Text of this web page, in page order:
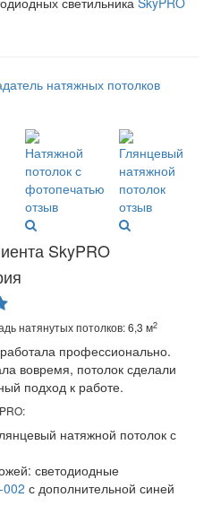
SkyPRO
натянутых потолков: 6,3 м2
профессионально.
вовремя, потолок сделали
подход к работе.
натяжной потолок с
светодиодные
с дополнительной синей